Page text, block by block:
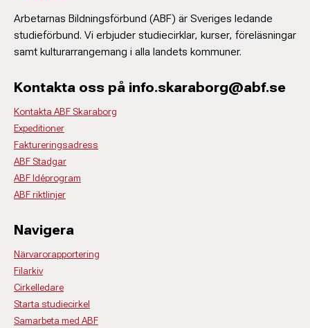
Arbetarnas Bildningsförbund (ABF) är Sveriges ledande
studieförbund. Vi erbjuder studiecirklar, kurser, föreläsningar
samt kulturarrangemang i alla landets kommuner.
Kontakta oss på info.skaraborg@abf.se
Kontakta ABF Skaraborg
Expeditioner
Faktureringsadress
ABF Stadgar
ABF Idéprogram
ABF riktlinjer
Navigera
Närvarorapportering
Filarkiv
Cirkelledare
Starta studiecirkel
Samarbeta med ABF